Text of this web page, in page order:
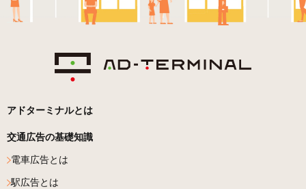
アドターミナルとは
交通広告の基礎知識
電車広告とは
駅広告とは